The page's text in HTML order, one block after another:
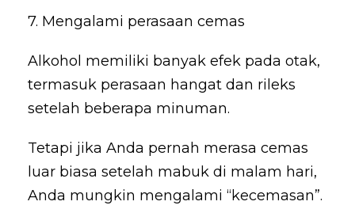
7. Mengalami perasaan cemas
Alkohol memiliki banyak efek pada otak,
termasuk perasaan hangat dan rileks
setelah beberapa minuman.
Tetapi jika Anda pernah merasa cemas
luar biasa setelah mabuk di malam hari,
Anda mungkin mengalami “kecemasan”.